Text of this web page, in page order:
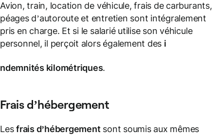
Avion, train, location de véhicule, frais de carburants,
péages d’autoroute et entretien sont intégralement
pris en charge. Et si le salarié utilise son véhicule
personnel, il perçoit alors également des i
ndemnités kilométriques.
Frais d’hébergement
Lesfrais d’hébergementsont soumis aux mêmes